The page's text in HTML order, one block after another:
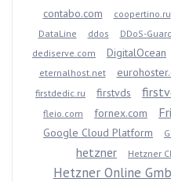
contabo.com coopertino.ru
DataLine ddos DDoS-Guard
dediserve.com
DigitalOcean
eternalhost.net
firstdedic.ru
firstvds
fleio.com fornex.com
Google Cloud Platform
hetzner Hetzner
Hetzner Online